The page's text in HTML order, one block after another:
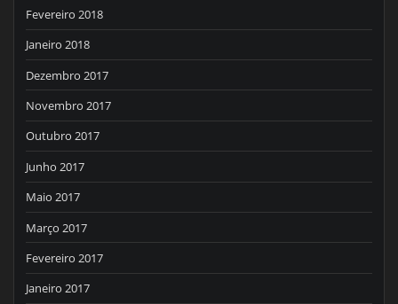
Fevereiro 2018
Janeiro 2018
Dezembro 2017
Novembro 2017
Outubro 2017
Junho 2017
Maio 2017
Março 2017
Fevereiro 2017
Janeiro 2017